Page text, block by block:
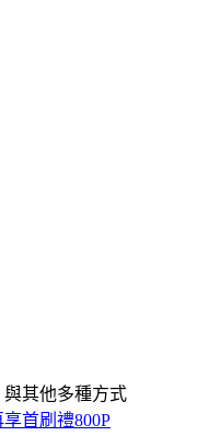
其他多種方式
首刷禮800P